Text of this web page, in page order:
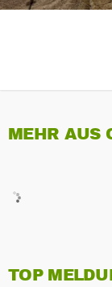
MEHR AUS
TOP